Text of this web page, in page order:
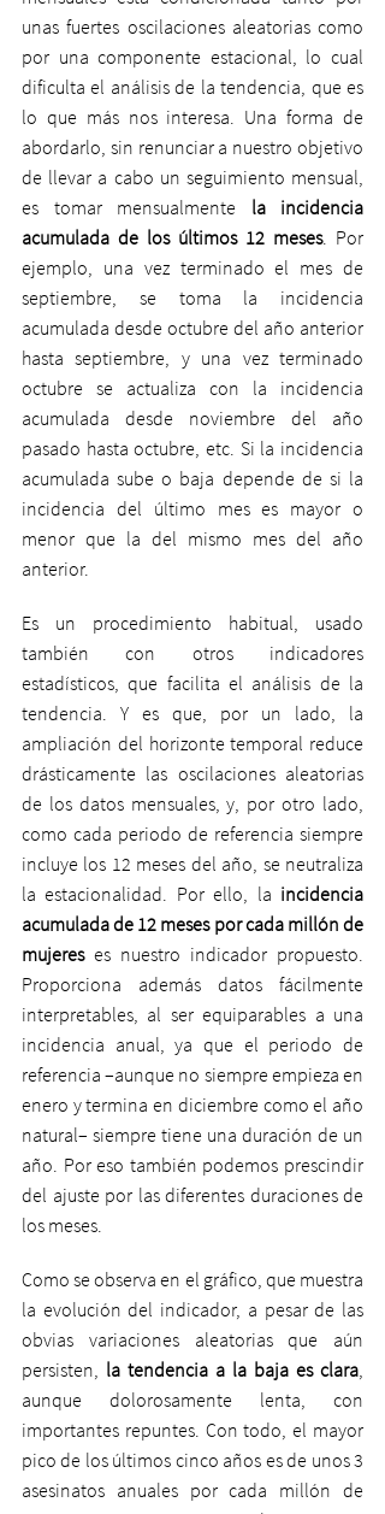
unas fuertes oscilaciones aleatorias como
por una componente estacional, lo cual
dificulta el análisis de la tendencia, que es
lo que más nos interesa. Una forma de
abordarlo, sin renunciar a nuestro objetivo
de llevar a cabo un seguimiento mensual,
es tomar mensualmente la incidencia
acumulada de los últimos 12 meses. Por
ejemplo, una vez terminado el mes de
septiembre, se toma la incidencia
acumulada desde octubre del año anterior
hasta septiembre, y una vez terminado
octubre se actualiza con la incidencia
acumulada desde noviembre del año
pasado hasta octubre, etc. Si la incidencia
acumulada sube o baja depende de si la
incidencia del último mes es mayor o
menor que la del mismo mes del año
anterior.
Es un procedimiento habitual, usado
también con otros indicadores
estadísticos, que facilita el análisis de la
tendencia. Y es que, por un lado, la
ampliación del horizonte temporal reduce
drásticamente las oscilaciones aleatorias
de los datos mensuales, y, por otro lado,
como cada periodo de referencia siempre
incluye los 12 meses del año, se neutraliza
la estacionalidad. Por ello, la incidencia
acumulada de 12 meses por cada millón de
mujeres es nuestro indicador propuesto.
Proporciona además datos fácilmente
interpretables, al ser equiparables a una
incidencia anual, ya que el periodo de
referencia –aunque no siempre empieza en
enero y termina en diciembre como el año
natural– siempre tiene una duración de un
año. Por eso también podemos prescindir
del ajuste por las diferentes duraciones de
los meses.
Como se observa en el gráfico, que muestra
la evolución del indicador, a pesar de las
obvias variaciones aleatorias que aún
persisten, la tendencia a la baja es clara,
aunque dolorosamente lenta, con
importantes repuntes. Con todo, el mayor
pico de los últimos cinco años es de unos 3
asesinatos anuales por cada millón de